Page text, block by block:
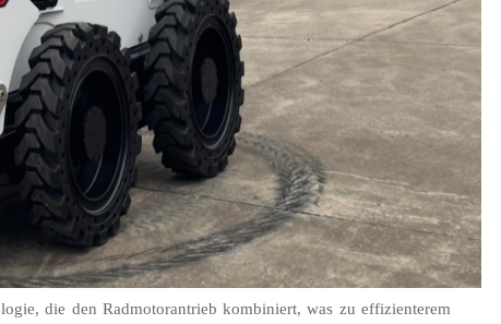
die den Radmotorantrieb kombiniert, was zu effizienterem